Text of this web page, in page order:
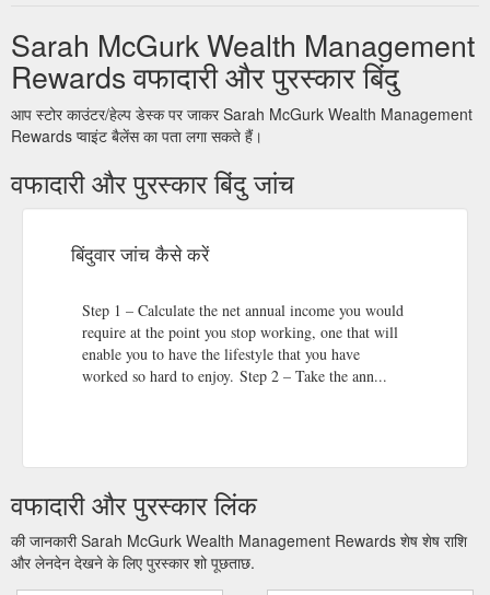
Sarah McGurk Wealth Management
Rewards वफादारी और पुरस्कार बिंदु
आप स्टोर काउंटर/हेल्प डेस्क पर जाकर Sarah McGurk Wealth Management
Rewards प्वाइंट बैलेंस का पता लगा सकते हैं।
वफादारी और पुरस्कार बिंदु जांच
बिंदुवार जांच कैसे करें
Step 1 – Calculate the net annual income you would
require at the point you stop working, one that will
enable you to have the lifestyle that you have
worked so hard to enjoy. Step 2 – Take the ann...
वफादारी और पुरस्कार लिंक
की जानकारी Sarah McGurk Wealth Management Rewards शेष शेष राशि
और लेनदेन देखने के लिए पुरस्कार शो पूछताछ.